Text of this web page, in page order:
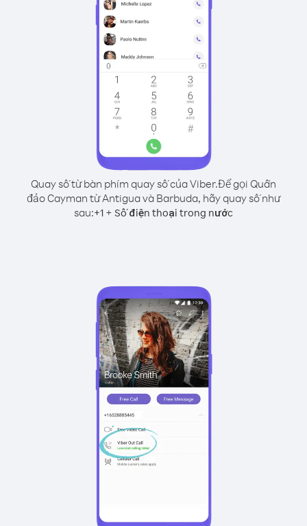
Quay số từ bàn phím quay số của Viber.Để gọi Quần
đảo Cayman từ Antigua và Barbuda, hãy quay số như
sau:+1 + Số điện thoại trong nước